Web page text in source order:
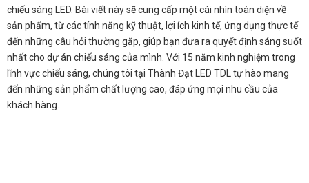
chiếu sáng LED. Bài viết này sẽ cung cấp một cái nhìn toàn diện về
sản phẩm, từ các tính năng kỹ thuật, lợi ích kinh tế, ứng dụng thực tế
đến những câu hỏi thường gặp, giúp bạn đưa ra quyết định sáng suốt
nhất cho dự án chiếu sáng của mình. Với 15 năm kinh nghiệm trong
lĩnh vực chiếu sáng, chúng tôi tại Thành Đạt LED TDL tự hào mang
đến những sản phẩm chất lượng cao, đáp ứng mọi nhu cầu của
khách hàng.